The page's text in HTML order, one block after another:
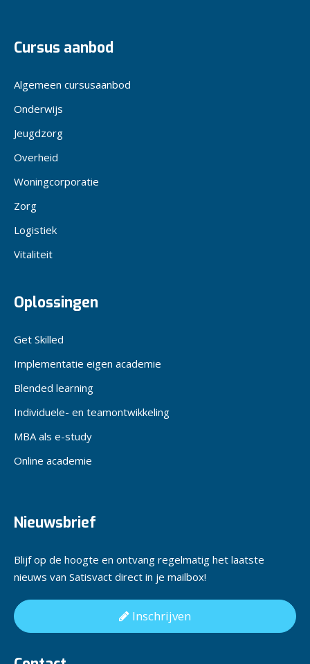
Cursus aanbod
Algemeen cursusaanbod
Onderwijs
Jeugdzorg
Overheid
Woningcorporatie
Zorg
Logistiek
Vitaliteit
Oplossingen
Get Skilled
Implementatie eigen academie
Blended learning
Individuele- en teamontwikkeling
MBA als e-study
Online academie
Nieuwsbrief
Blijf op de hoogte en ontvang regelmatig het laatste
nieuws van Satisvact direct in je mailbox!
Inschrijven